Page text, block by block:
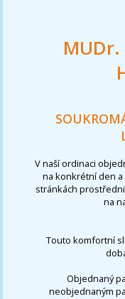
V naší ordinaci
na konkrétní den
stránkách
na
Touto komfortní
Objednaný
neobjednaným